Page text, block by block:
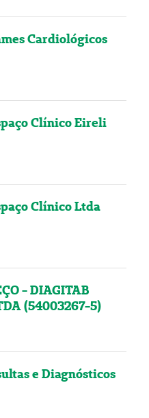
Cardiológicos
Clínico Eireli
Clínico Ltda
- DIAGITAB
(54003267-5)
e Diagnósticos